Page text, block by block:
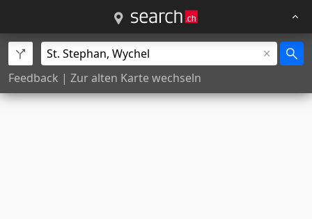
Feedback | Zur alten Karte wechseln